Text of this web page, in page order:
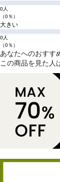
0人
（0％）
大きい
0人
（0％）
あなたへのおすす
この商品を見た人